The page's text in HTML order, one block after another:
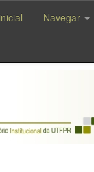
Navegar